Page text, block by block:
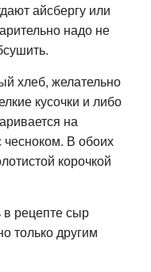
айсбергу или
надо не
хлеб, желательно
кусочки и либо
на
В обоих
корочкой
в рецепте сыр
только другим